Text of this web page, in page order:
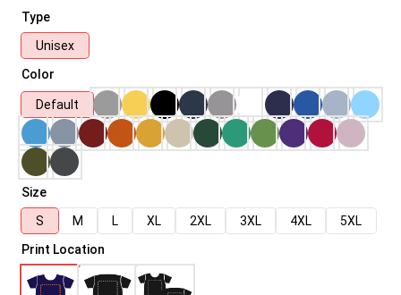
Type
Unisex
Color
Default
Size
S
M L XL 2XL 3XL 4XL
5XL
Print Location